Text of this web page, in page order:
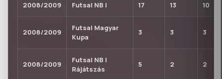
2008/2009 Futsal NB I 17 13 10
2008/2009
Futsal Magyar
Kupa
3 3 3
2008/2009
Futsal NB I
Rájátszás
5 2 2